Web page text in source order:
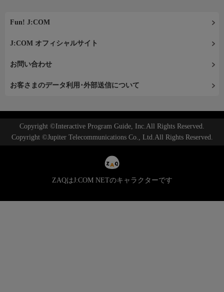
Fun! J:COM
J:COM オフィシャルサイト
お問い合わせ
お客さまのデータ利用･外部送信について
Copyright ©Interactive Program Guide, Inc.All Rights Reserved.
Copyright ©Jupiter Telecommunications Co., Ltd.All Rights Reserved.
ZAQはJ:COM NETのキャラクターです